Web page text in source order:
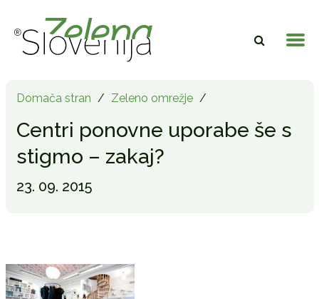
Domača stran / Zeleno omrežje /
Centri ponovne uporabe še s
stigmo – zakaj?
23. 09. 2015